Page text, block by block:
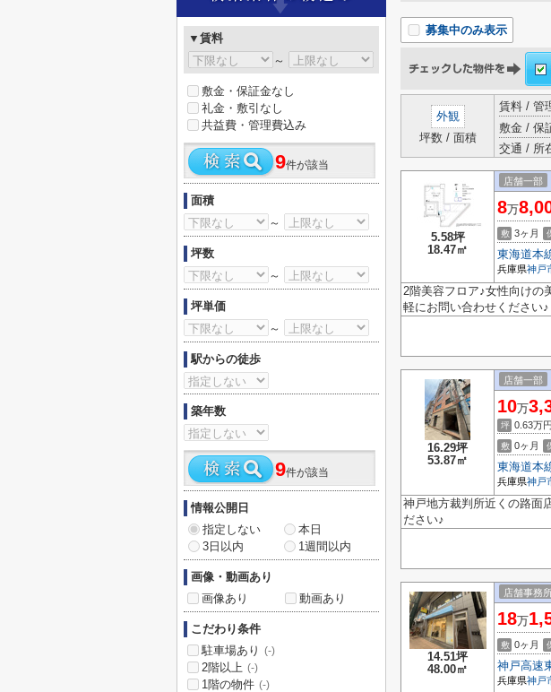
募集中のみ表示
外観
坪数 / 面積
賃料 / 管
敷金 / 保
交通 / 所
5.58坪
18.47㎡
店舗一部
8万
敷 3ヶ月
東海道本
兵庫県神戸
2階美容フロア♪女性向けの
軽にお問い合わせください♪
16.29坪
53.87㎡
店舗一部
10万
坪 0.63万円
敷 0ヶ月
東海道本
兵庫県神戸
神戸地方裁判所近くの路面
ださい♪
14.51坪
48.00㎡
店舗事務
18万
敷 0ヶ月
神戸高速
兵庫県神戸
▼賃料
～
敷金・保証金なし
礼金・敷引なし
共益費・管理費込み
9件が該当
面積
～
坪数
～
坪単価
～
駅からの徒歩
築年数
9件が該当
情報公開日
指定しない
本日
3日以内
1週間以内
画像・動画あり
画像あり
動画あり
こだわり条件
駐車場あり
(-)
2階以上 (-)
1階の物件 (-)